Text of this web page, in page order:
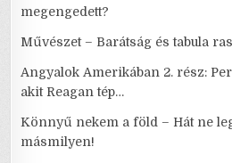
megengedett?
Művészet – Barátság és tabula
Angyalok Amerikában 2. rész:
akit Reagan tép…
Könnyű nekem a föld – Hát ne
másmilyen!